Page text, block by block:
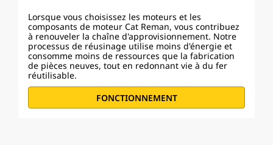
Lorsque vous choisissez les moteurs et les
composants de moteur Cat Reman, vous contribuez
à renouveler la chaîne d'approvisionnement. Notre
processus de réusinage utilise moins d'énergie et
consomme moins de ressources que la fabrication
de pièces neuves, tout en redonnant vie à du fer
réutilisable.
FONCTIONNEMENT